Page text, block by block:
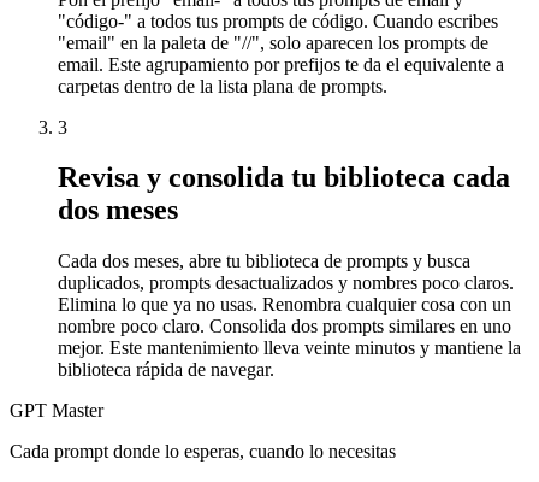
"código-" a todos tus prompts de código. Cuando escribes
"email" en la paleta de "//", solo aparecen los prompts de
email. Este agrupamiento por prefijos te da el equivalente a
carpetas dentro de la lista plana de prompts.
3
Revisa y consolida tu biblioteca cada
dos meses
Cada dos meses, abre tu biblioteca de prompts y busca
duplicados, prompts desactualizados y nombres poco claros.
Elimina lo que ya no usas. Renombra cualquier cosa con un
nombre poco claro. Consolida dos prompts similares en uno
mejor. Este mantenimiento lleva veinte minutos y mantiene la
biblioteca rápida de navegar.
GPT Master
Cada prompt donde lo esperas, cuando lo necesitas